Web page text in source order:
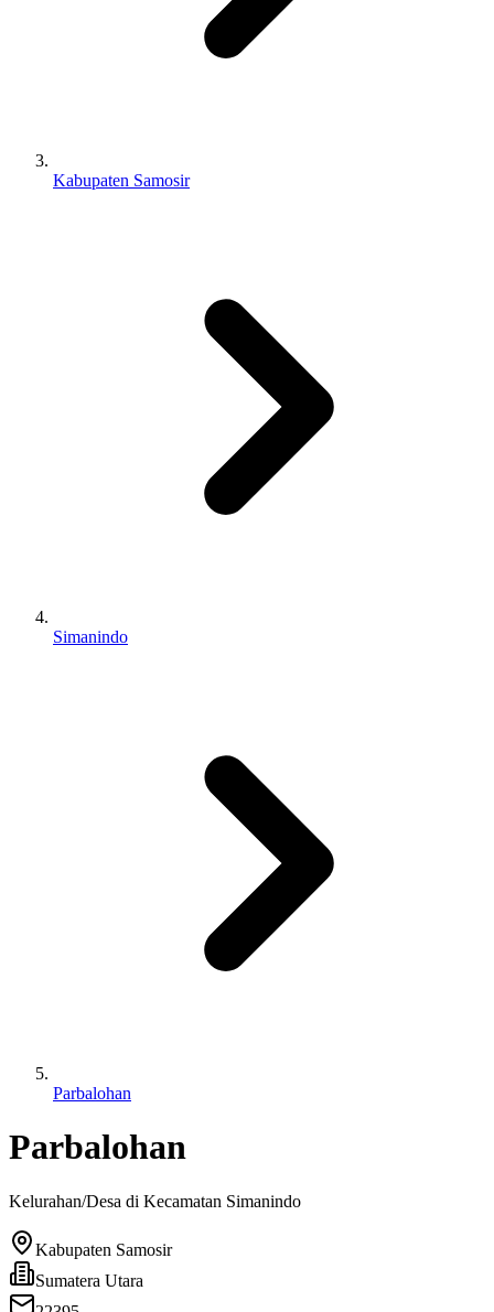
Kabupaten Samosir
Simanindo
Parbalohan
Parbalohan
Kelurahan/Desa di Kecamatan Simanindo
Kabupaten Samosir
Sumatera Utara